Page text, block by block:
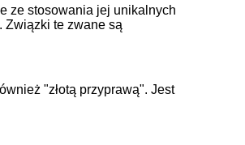
ze stosowania jej unikalnych
Związki te zwane są
"złotą przyprawą". Jest